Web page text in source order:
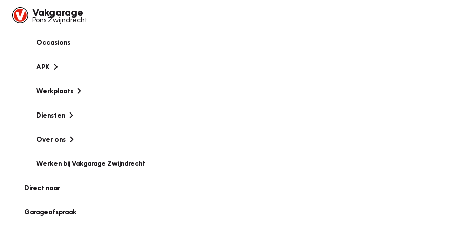
Vakgarage
Pons Zwijndrecht
Occasions
APK
Werkplaats
Diensten
Over ons
Werken bij Vakgarage Zwijndrecht
Direct naar
Garageafspraak